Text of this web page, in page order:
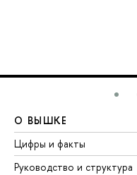
О ВЫШКЕ
Цифры и факты
Руководство и структура